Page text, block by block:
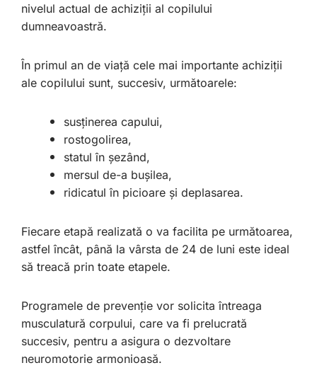
nivelul actual de achiziții al copilului
dumneavoastră.
În primul an de viață cele mai importante achiziții
ale copilului sunt, succesiv, următoarele:
susținerea capului,
rostogolirea,
statul în șezând,
mersul de-a bușilea,
ridicatul în picioare și deplasarea.
Fiecare etapă realizată o va facilita pe următoarea,
astfel încât, până la vârsta de 24 de luni este ideal
să treacă prin toate etapele.
Programele de prevenție vor solicita întreaga
musculatură corpului, care va fi prelucrată
succesiv, pentru a asigura o dezvoltare
neuromotorie armonioasă.